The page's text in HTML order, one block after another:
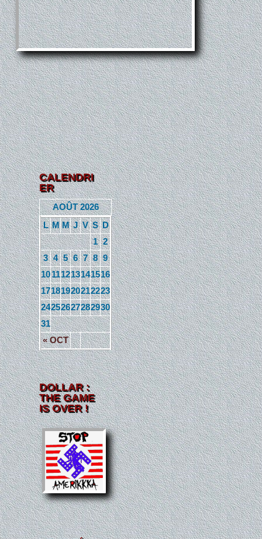
CALENDRI
ER
AOÛT 2026
L M M J V S D
« OCT
1 2
3 4 5 6 7 8 9
10111213141516
17181920212223
24252627282930
31
DOLLAR :
THE GAME
IS OVER !